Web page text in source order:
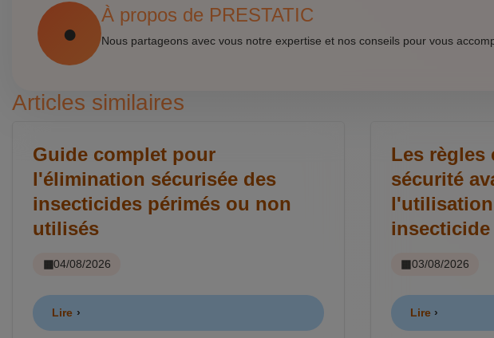
À propos de PRESTATIC
Nous partageons avec vous notre expertise et nos conseils pour vous
Articles similaires
Guide complet pour
l'élimination sécurisée des
insecticides périmés ou non
utilisés
04/08/2026
Lire
Les règles
sécurité
insecticide
03/08/2026
Lire